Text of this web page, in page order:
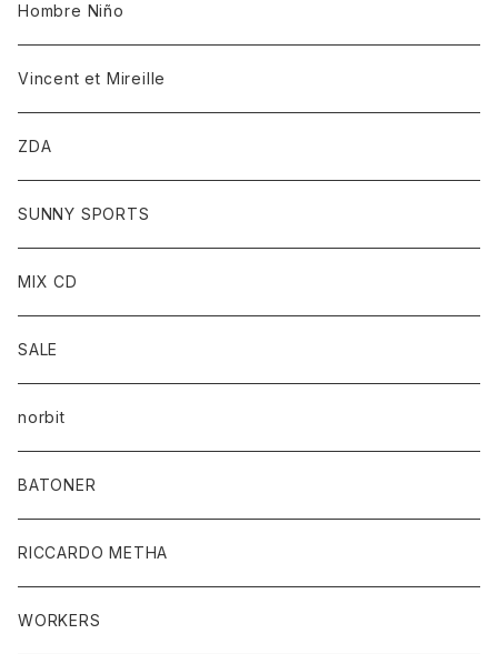
Hombre Niño
Vincent et Mireille
ZDA
SUNNY SPORTS
MIX CD
SALE
norbit
BATONER
RICCARDO METHA
WORKERS